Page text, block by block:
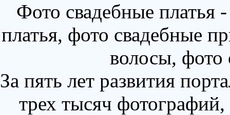
Фото свадебные
платья, фото свадебные
волосы,
За пять лет развития
трех тысяч